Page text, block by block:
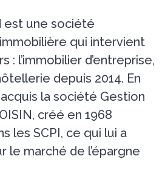
est une société
qui intervient
: l’immobilier d’entreprise,
depuis 2014. En
la société Gestion
créé en 1968
les SCPI, ce qui lui a
le marché de l’épargne